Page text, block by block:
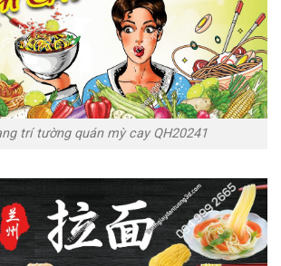
trí tường quán mỳ cay QH20241